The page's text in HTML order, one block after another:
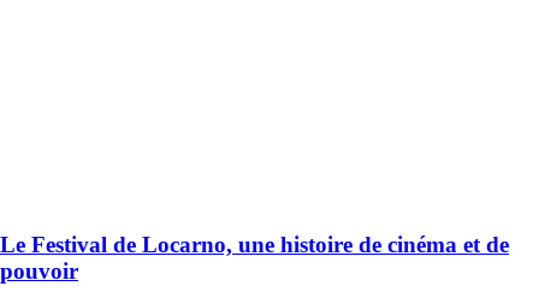
Le Festival de Locarno, une histoire de cinéma et de
pouvoir